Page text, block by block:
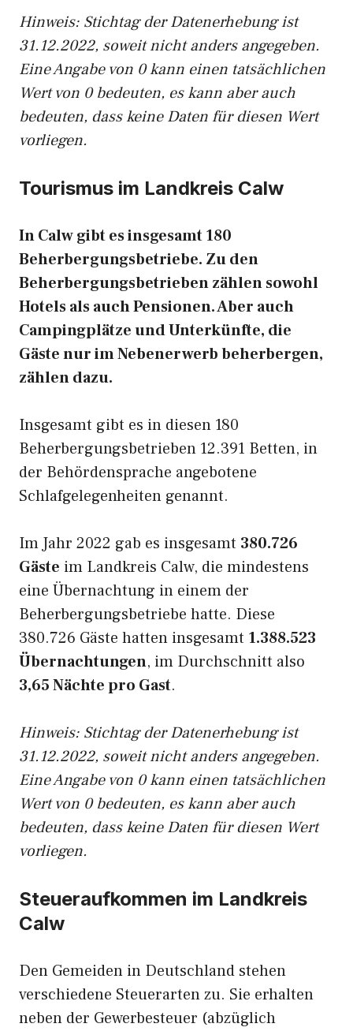
Hinweis: Stichtag der Datenerhebung ist
31.12.2022, soweit nicht anders angegeben.
Eine Angabe von 0 kann einen tatsächlichen
Wert von 0 bedeuten, es kann aber auch
bedeuten, dass keine Daten für diesen Wert
vorliegen.
Tourismus im Landkreis Calw
In Calw gibt es insgesamt 180
Beherbergungsbetriebe. Zu den
Beherbergungsbetrieben zählen sowohl
Hotels als auch Pensionen. Aber auch
Campingplätze und Unterkünfte, die
Gäste nur im Nebenerwerb beherbergen,
zählen dazu.
Insgesamt gibt es in diesen 180
Beherbergungsbetrieben 12.391 Betten, in
der Behördensprache angebotene
Schlafgelegenheiten genannt.
Im Jahr 2022 gab es insgesamt 380.726
Gäste im Landkreis Calw, die mindestens
eine Übernachtung in einem der
Beherbergungsbetriebe hatte. Diese
380.726 Gäste hatten insgesamt 1.388.523
Übernachtungen, im Durchschnitt also
3,65 Nächte pro Gast.
Hinweis: Stichtag der Datenerhebung ist
31.12.2022, soweit nicht anders angegeben.
Eine Angabe von 0 kann einen tatsächlichen
Wert von 0 bedeuten, es kann aber auch
bedeuten, dass keine Daten für diesen Wert
vorliegen.
Steueraufkommen im Landkreis
Calw
Den Gemeiden in Deutschland stehen
verschiedene Steuerarten zu. Sie erhalten
neben der Gewerbesteuer (abzüglich